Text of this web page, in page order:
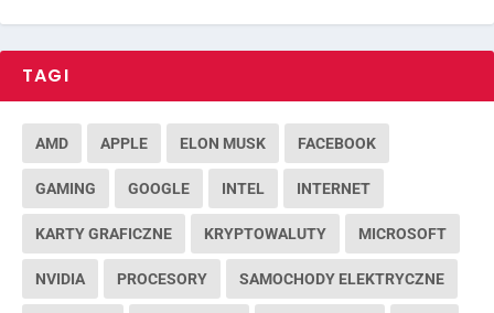
TAGI
AMD APPLE ELON MUSK FACEBOOK
GAMING GOOGLE INTEL INTERNET
KARTY GRAFICZNE KRYPTOWALUTY MICROSOFT
NVIDIA PROCESORY SAMOCHODY ELEKTRYCZNE